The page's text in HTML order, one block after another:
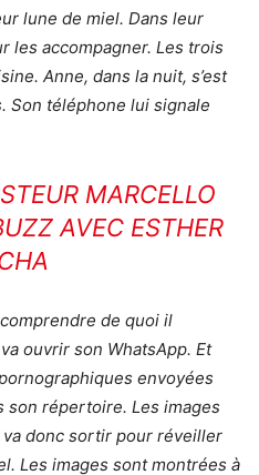
lune de miel. Dans leur
les accompagner. Les trois
Anne, dans la nuit, s’est
Son téléphone lui signale
MARCELLO
AVEC ESTHER
de quoi il
va ouvrir son WhatsApp. Et
envoyées
son répertoire. Les images
donc sortir pour réveiller
Les images sont montrées à